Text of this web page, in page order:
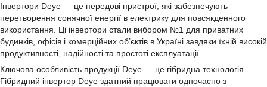
Інвертори Deye — це передові пристрої, які забезпечують
перетворення сонячної енергії в електрику для повсякденного
використання. Ці інвертори стали вибором №1 для приватних
будинків, офісів і комерційних об’єктів в Україні завдяки їхній високій
продуктивності, надійності та простоті експлуатації.
Ключова особливість продукції Deye — це гібридна технологія.
Гібридний інвертор Deye здатний працювати одночасно з